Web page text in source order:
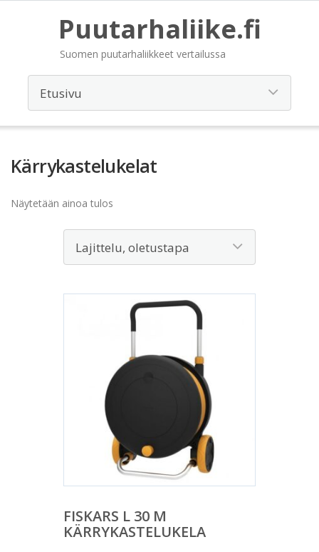
Puutarhaliike.fi
Suomen puutarhaliikkeet vertailussa
Kärrykastelukelat
Näytetään ainoa tulos
FISKARS L 30 M
KÄRRYKASTELUKELA